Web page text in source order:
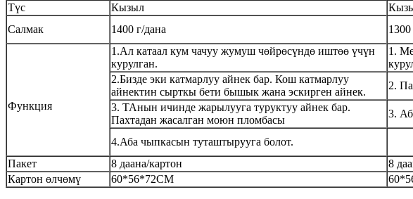
Түс
Кызыл
Салмак
1400 г/дана 1300
Функция
1.Ал катаал кум чачуу жумуш чөйрөсүндө иштөө үчүн
курулган.
1.
2.Бизде эки катмарлуу айнек бар. Кош катмарлуу
айнектин сырткы бети бышык жана эскирген айнек.
2.
3. ТАнын ичинде жарылууга туруктуу айнек бар.
Пахтадан жасалган моюн пломбасы
3.
4.Аба чыпкасын туташтырууга болот.
Пакет
8 даана/картон 8
Картон өлчөмү
60*56*72CM